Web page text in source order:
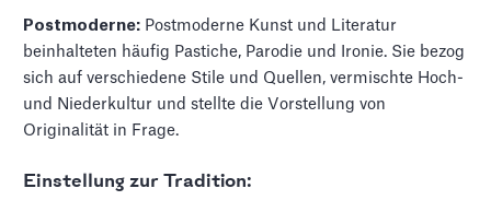
Postmoderne: Postmoderne Kunst und Literatur
beinhalteten häufig Pastiche, Parodie und Ironie. Sie bezog
sich auf verschiedene Stile und Quellen, vermischte Hoch-
und Niederkultur und stellte die Vorstellung von
Originalität in Frage.
Einstellung zur Tradition: